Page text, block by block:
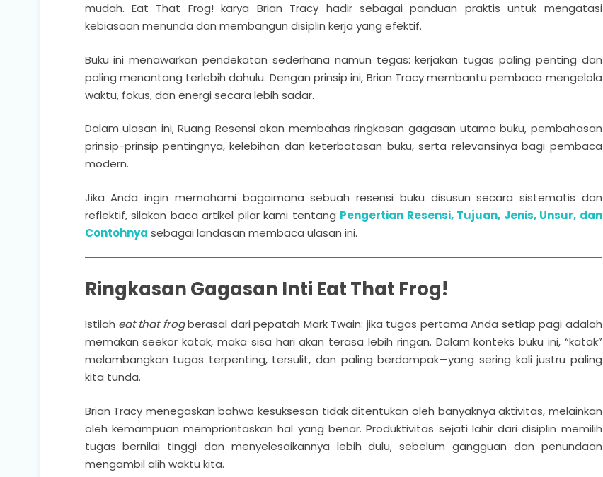
mudah. Eat That Frog! karya Brian Tracy hadir sebagai panduan praktis untuk mengatasi
kebiasaan menunda dan membangun disiplin kerja yang efektif.
Buku ini menawarkan pendekatan sederhana namun tegas: kerjakan tugas paling penting dan
paling menantang terlebih dahulu. Dengan prinsip ini, Brian Tracy membantu pembaca mengelola
waktu, fokus, dan energi secara lebih sadar.
Dalam ulasan ini, Ruang Resensi akan membahas ringkasan gagasan utama buku, pembahasan
prinsip-prinsip pentingnya, kelebihan dan keterbatasan buku, serta relevansinya bagi pembaca
modern.
Jika Anda ingin memahami bagaimana sebuah resensi buku disusun secara sistematis dan
reflektif, silakan baca artikel pilar kami tentang Pengertian Resensi, Tujuan, Jenis, Unsur, dan
Contohnya sebagai landasan membaca ulasan ini.
Ringkasan Gagasan Inti Eat That Frog!
Istilah eat that frogberasal dari pepatah Mark Twain: jika tugas pertama Anda setiap pagi adalah
memakan seekor katak, maka sisa hari akan terasa lebih ringan. Dalam konteks buku ini, “katak”
melambangkan tugas terpenting, tersulit, dan paling berdampak—yang sering kali justru paling
kita tunda.
Brian Tracy menegaskan bahwa kesuksesan tidak ditentukan oleh banyaknya aktivitas, melainkan
oleh kemampuan memprioritaskan hal yang benar. Produktivitas sejati lahir dari disiplin memilih
tugas bernilai tinggi dan menyelesaikannya lebih dulu, sebelum gangguan dan penundaan
mengambil alih waktu kita.